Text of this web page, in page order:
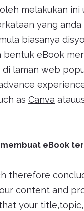
melakukan
yang anda
biasanya
eBook
laman web
as Canva
eBook
therefore
content and
your